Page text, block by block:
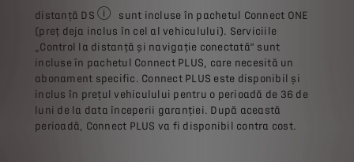
distanță DS
Întreținerea la distanță necesită activarea
sunt incluse în pachetul Connect ONE
(preț deja inclus în cel al vehiculului). Serviciile
„Control la distanță și navigație conectată“ sunt
incluse în pachetul Connect PLUS, care necesită un
abonament specific. Connect PLUS este disponibil și
inclus în prețul vehiculului pentru o perioadă de 36 de
luni de la data începerii garanției. După această
perioadă, Connect PLUS va fi disponibil contra cost.